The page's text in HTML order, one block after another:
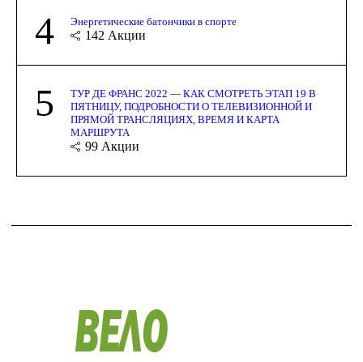
4 Энергетические батончики в спорте
142 Акции
5
ТУР ДЕ ФРАНС 2022 — КАК СМОТРЕТЬ ЭТАП 19 В
ПЯТНИЦУ, ПОДРОБНОСТИ О ТЕЛЕВИЗИОННОЙ И
ПРЯМОЙ ТРАНСЛЯЦИЯХ, ВРЕМЯ И КАРТА
МАРШРУТА
99 Акции